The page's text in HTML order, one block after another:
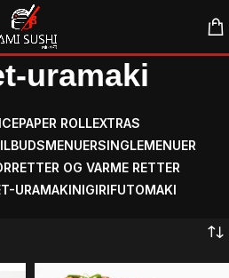
uramaki
ROLLEXTRAS
SINGLEMENUER
OG VARME RETTER
URAMAKINIGIRIFUTOMAKI